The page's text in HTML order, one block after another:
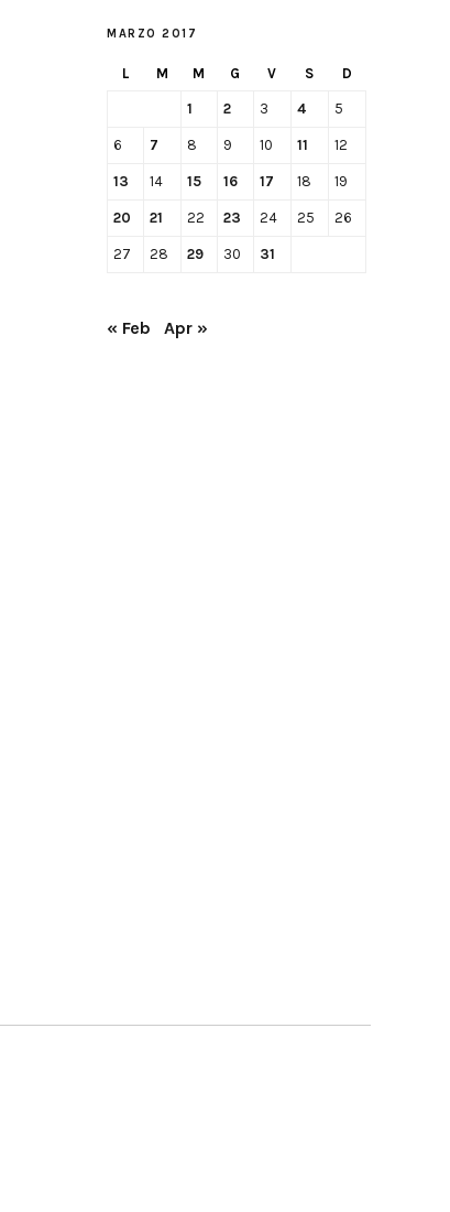
MARZO 2017
L M M G V S D
1 2 3 4 5
6 7 8 9 10 11 12
13 14 15 16 17 18 19
20 21 22 23 24 25 26
27 28 29 30 31
« Feb Apr »